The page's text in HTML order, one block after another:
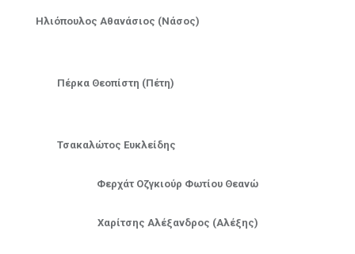
Ηλιόπουλος Αθανάσιος (Νάσος)
Πέρκα Θεοπίστη (Πέτη)
Τσακαλώτος Ευκλείδης
Φερχάτ Οζγκιούρ Φωτίου Θεανώ
Χαρίτσης Αλέξανδρος (Αλέξης)